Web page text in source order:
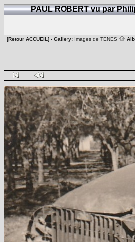
PAUL ROBERT vu par
[Retour ACCUEIL] - Gallery: Images de TENES